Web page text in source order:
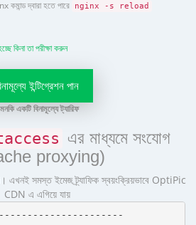
দ্বারা হতে পারে nginx -s reload
কিনা তা পরীক্ষা করুন
ইন্টিগ্রেশন পান
একটি বিনামূল্যে ট্যারিফ
এর মাধ্যমে সংযোগ
proxying)
এখনই সমস্ত ইমেজ ট্র্যাফিক স্বয়ংক্রিয়ভাবে OptiPic
CDN এ এগিয়ে যায়